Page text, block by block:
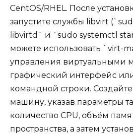
CentOS/RHEL. После
запустите службы libvirt
libvirtd` и `sudo systemctl
можете использовать `virt-
управления виртуальными
графический интерфейс
командной строки.
машину, указав параметры
количество CPU, объём
пространства, а затем